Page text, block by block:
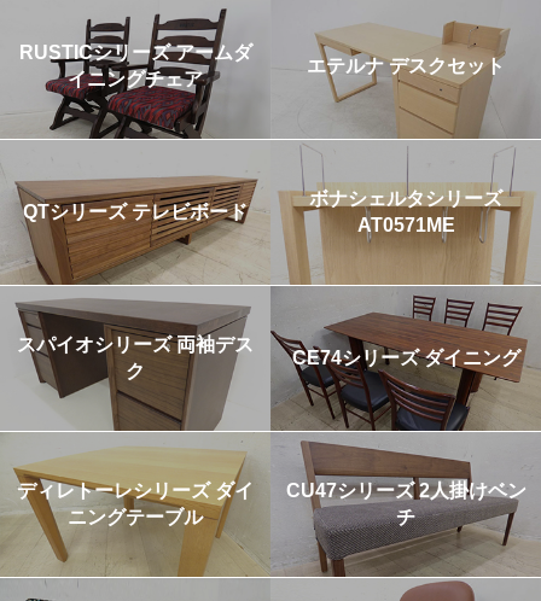
RUSTICシリーズ アームダ
イニングチェア
エテルナ デスクセット
QTシリーズ テレビボード
ボナシェルタシリーズ
AT0571ME
スパイオシリーズ 両袖デス
ク
CE74シリーズ ダイニング
ディレトーレシリーズ ダイ
ニングテーブル
CU47シリーズ 2人掛けベン
チ